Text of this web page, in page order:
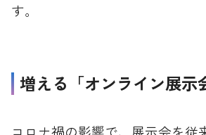
す。
増える「オンライン展示